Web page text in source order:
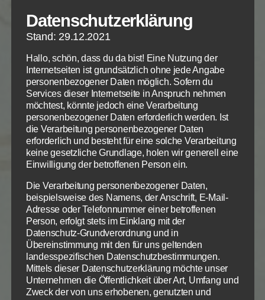
David weiß: Wenn in Zukunft etwas anders werden
soll, wenn er von Gott vor schwerer Schuld bewahrt
geschehen. Und daher bittet er Gott um ein reines
Herz. Das soll Gott bitte ihn ihm schaffen. Das Wort
„schaffe“ hier steht eigentlich für „erschaffe“, also
für die Bitte um Gottes Schöpferhandeln und etwas
ganz Neues in Davids Leben.
Ein neu erschaffenes Herz von Gott, einen neuen
Geist braucht jeder Mensch. Nur so kann er
gehorsam zur Ehre Gottes lebt.
Psalm 18, Vers 33 N
Gott ist meine Kraft, er macht meinen Weg tadellos.
Psalm 51, 10 N
Ich will die Übertreter deine Wege lehren, dass die
Sünder umkehren zu dir.
Datenschutzerklärung
Stand: 29.12.2021
Hallo, schön, dass du da bist! Eine Nutzung der
Internetseiten ist grundsätzlich ohne jede Angabe
personenbezogener Daten möglich. Sofern du
Services dieser Internetseite in Anspruch nehmen
möchtest, könnte jedoch eine Verarbeitung
personenbezogener Daten erforderlich werden. Ist
die Verarbeitung personenbezogener Daten
erforderlich und besteht für eine solche Verarbeitung
keine gesetzliche Grundlage, holen wir generell eine
Einwilligung der betroffenen Person ein.
Die Verarbeitung personenbezogener Daten,
beispielsweise des Namens, der Anschrift, E-Mail-
Adresse oder Telefonnummer einer betroffenen
Person, erfolgt stets im Einklang mit der
Datenschutz-Grundverordnung und in
Übereinstimmung mit den für uns geltenden
landesspezifischen Datenschutzbestimmungen.
Mittels dieser Datenschutzerklärung möchte unser
Unternehmen die Öffentlichkeit über Art, Umfang und
Zweck der von uns erhobenen, genutzten und